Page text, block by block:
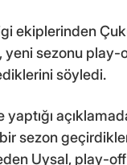
ekiplerinden
sezonu play-
söyledi.
sezon
Uysal, play-off